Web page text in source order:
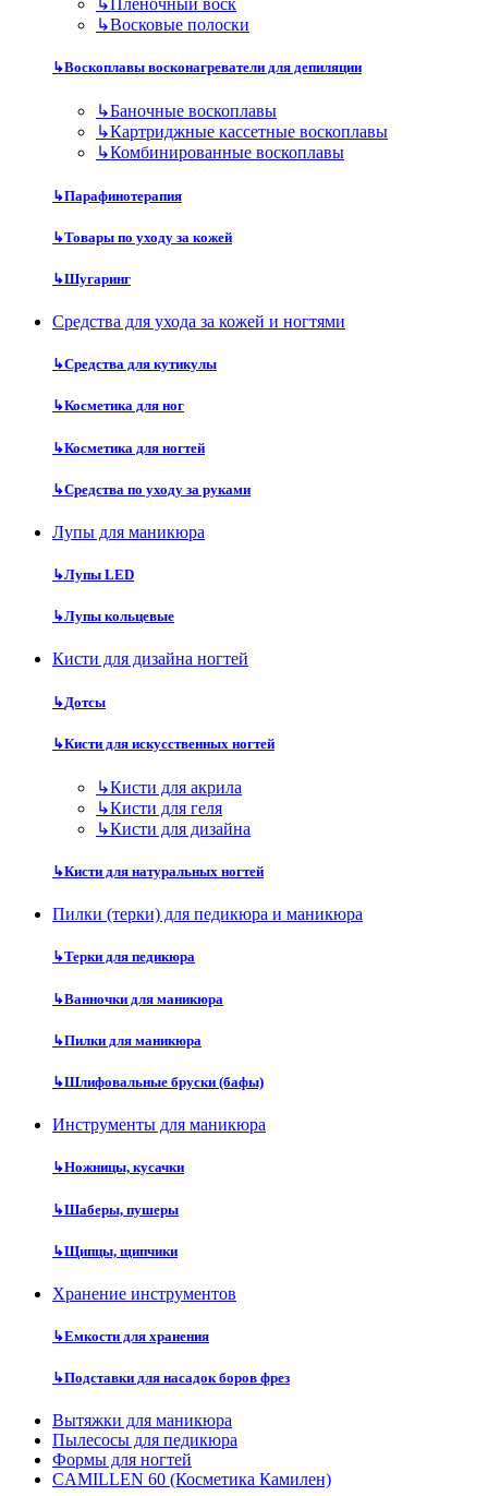
↳
Пленочный воск
↳Восковые полоски
↳Воскоплавы восконагреватели для депиляции
↳Баночные воскоплавы
↳Картриджные кассетные воскоплавы
↳Комбинированные воскоплавы
↳Парафинотерапия
↳Товары по уходу за кожей
↳Шугаринг
Средства для ухода за кожей и ногтями
↳Средства для кутикулы
↳Косметика для ног
↳Косметика для ногтей
↳Средства по уходу за руками
Лупы для маникюра
↳Лупы LED
↳Лупы кольцевые
Кисти для дизайна ногтей
↳Дотсы
↳Кисти для искусственных ногтей
↳Кисти для акрила
↳Кисти для геля
↳Кисти для дизайна
↳Кисти для натуральных ногтей
Пилки (терки) для педикюра и маникюра
↳Терки для педикюра
↳Ванночки для маникюра
↳Пилки для маникюра
↳Шлифовальные бруски (бафы)
Инструменты для маникюра
↳Ножницы, кусачки
↳Шаберы, пушеры
↳Щипцы, щипчики
Хранение инструментов
↳Емкости для хранения
↳Подставки для насадок боров фрез
Вытяжки для маникюра
Пылесосы для педикюра
Формы для ногтей
CAMILLEN 60 (Косметика Камилен)